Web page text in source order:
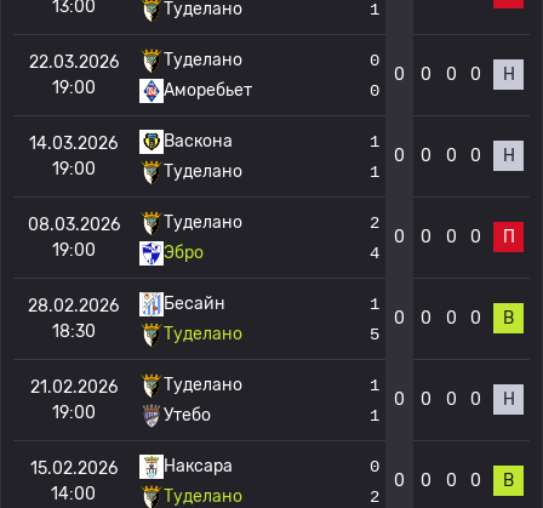
13:00
Туделано
1
22.03.2026
19:00
Туделано
Аморебьет
0
0
0 0 0 0 Н
14.03.2026
19:00
Васкона
Туделано
1
1
0 0 0 0 Н
08.03.2026
19:00
Туделано
Эбро
2
4
0 0 0 0 П
28.02.2026
18:30
Бесайн
Туделано
1
5
0 0 0 0 В
21.02.2026
19:00
Туделано
Утебо
1
1
0 0 0 0 Н
15.02.2026
14:00
Наксара
Туделано
0
2
0 0 0 0 В